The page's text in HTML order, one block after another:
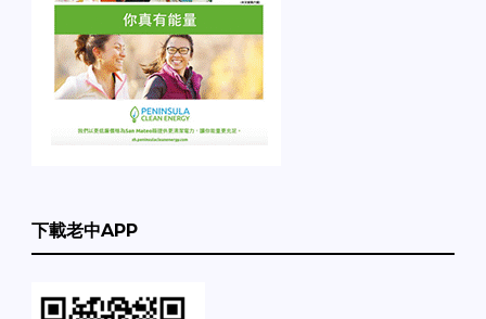
下載老中APP